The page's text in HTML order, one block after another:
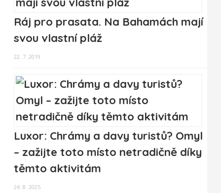
Ráj pro prasata. Na Bahamách mají
svou vlastní pláž
22. 7. 2019
Luxor: Chrámy a davy turistů? Omyl
– zažijte toto místo netradičně díky
těmto aktivitám
24. 8. 2025